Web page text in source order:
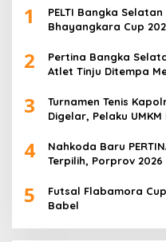
1
PELTI Bangka
Bhayangkara Cup
2
Pertina Bangka
Atlet Tinju Ditempa
3
Turnamen Tenis
Digelar, Pelaku
4
Nahkoda Baru
Terpilih, Porprov
5
Futsal Flabamora
Babel